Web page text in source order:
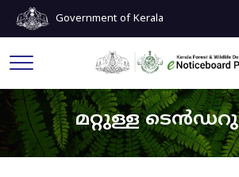
Government of Kerala
മറ്റുള്ള